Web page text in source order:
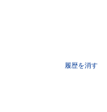
履歴を消す